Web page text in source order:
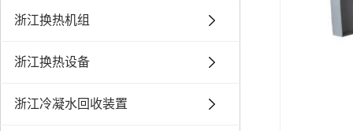
浙江换热机组
浙江换热设备
浙江冷凝水回收装置